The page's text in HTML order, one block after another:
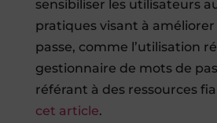
sensibiliser les utilisateurs
pratiques visant à
passe, comme l’utilisation
gestionnaire de mots de
référant à des ressources
cet article.